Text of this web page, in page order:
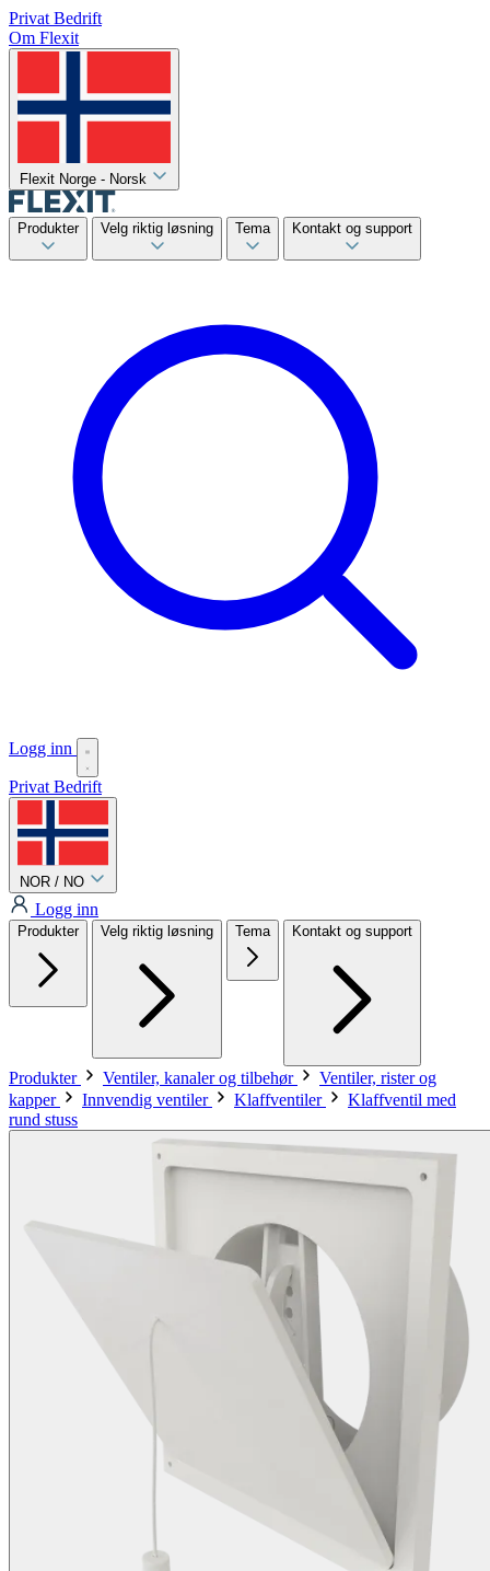
Privat Bedrift
Om Flexit
Flexit Norge - Norsk
Produkter Velg riktig løsning Tema Kontakt og support
Logg inn
Privat Bedrift
NOR / NO
Logg inn
Produkter Velg riktig løsning Tema Kontakt og support
Produkter Ventiler, kanaler og tilbehør
Ventiler, rister og
kapper
Innvendig ventiler Klaffventiler
Klaffventil med
rund stuss